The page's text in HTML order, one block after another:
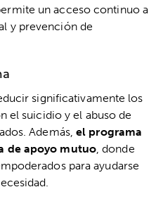
un acceso continuo a
y prevención de
significativamente los
el suicidio y el abuso de
Además,el programa
de apoyo mutuo, donde
para ayudarse